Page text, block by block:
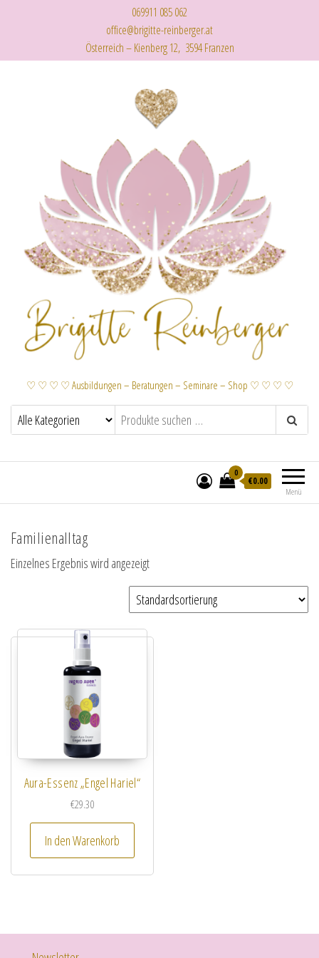
069911 085 062
office@brigitte-reinberger.at
Österreich – Kienberg 12, 3594 Franzen
♡ ♡ ♡ ♡ Ausbildungen – Beratungen – Seminare – Shop ♡ ♡ ♡ ♡
Menü
0
€0.00
Familienalltag
Einzelnes Ergebnis wird angezeigt
Aura-Essenz „Engel Hariel“
€29.30
In den Warenkorb